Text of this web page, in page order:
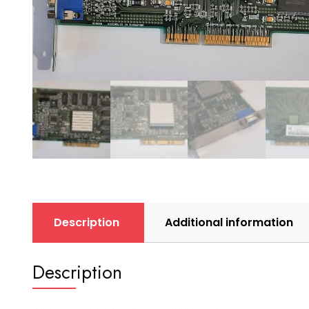
Description Additional information
Description